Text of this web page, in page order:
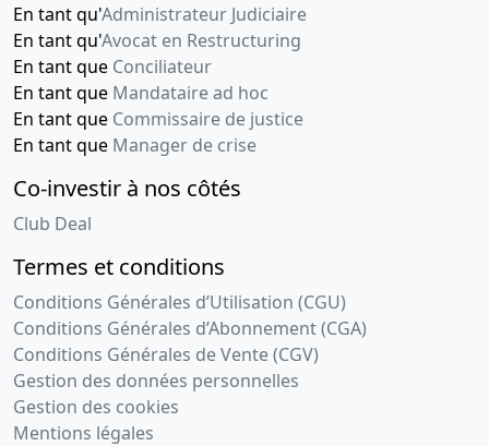
En tant qu'Administrateur Judiciaire
En tant qu'Avocat en Restructuring
En tant que Conciliateur
En tant que Mandataire ad hoc
En tant que Commissaire de justice
En tant que Manager de crise
Co-investir à nos côtés
Club Deal
Termes et conditions
Conditions Générales d’Utilisation (CGU)
Conditions Générales d’Abonnement (CGA)
Conditions Générales de Vente (CGV)
Gestion des données personnelles
Gestion des cookies
Mentions légales